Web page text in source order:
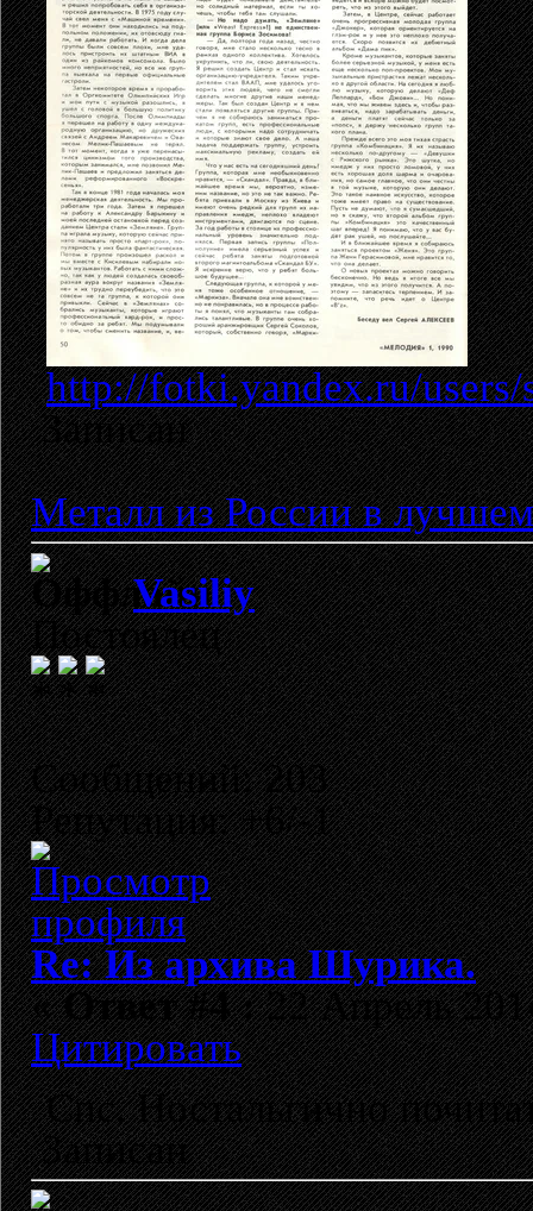
http://fotki.yandex.ru/
Записан
Металл из России в
Vasiliy
Постоялец
Сообщений: 203
Репутация: +6/-1
Re: Из архива Шурика.
«Ответ #4 :22 Апрель
Цитировать
Спс. Ностальгично
Записан